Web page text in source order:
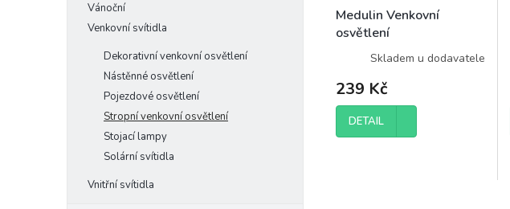
Vánoční
Venkovní svítidla
Dekorativní venkovní osvětlení
Nástěnné osvětlení
Pojezdové osvětlení
Stropní venkovní osvětlení
Stojací lampy
Solární svítidla
Vnitřní svítidla
Medulin Venkovní
osvětlení
Skladem u dodavatele
239 Kč
DETAIL